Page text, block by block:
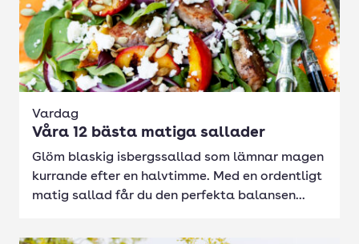
Vardag
Våra 12 bästa matiga sallader
Glöm blaskig isbergssallad som lämnar magen
kurrande efter en halvtimme. Med en ordentligt
matig sallad får du den perfekta balansen...